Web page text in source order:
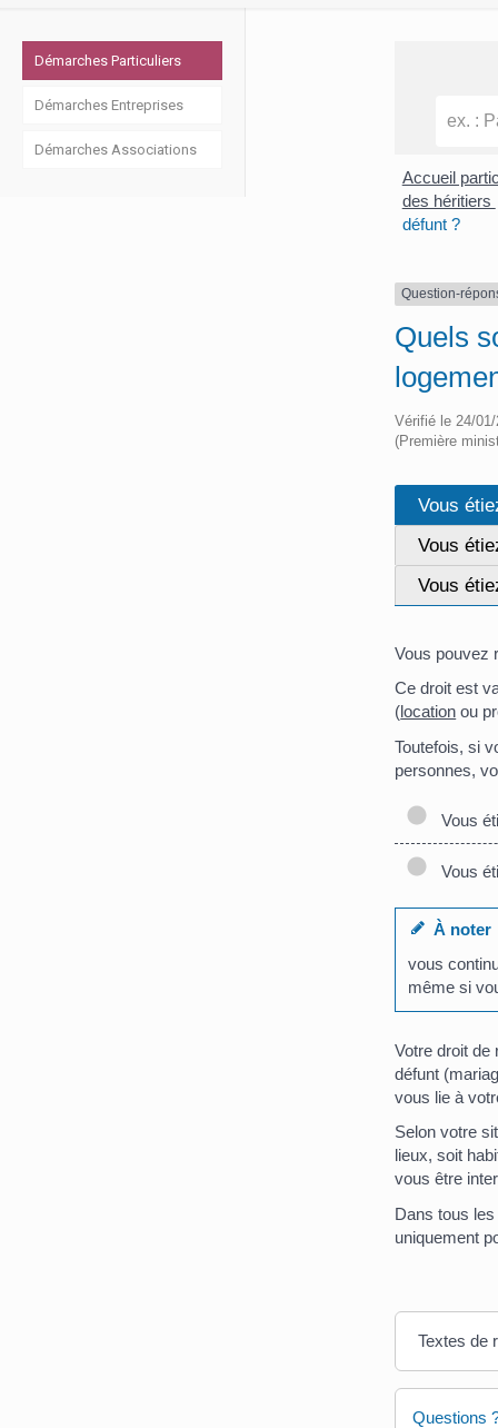
Accueil
des héritiers
défunt ?
Question-
Quels
Vérifié le 24/
(Première
Vous
Vous
Vous
Vous pouvez
Ce droit est
(location ou
Toutefois, si
personnes,
Vous
Vous
À noter
vous
même si
Votre droit de
défunt
vous lie à
Selon votre
lieux, soit
vous être
Dans tous
uniquement
Textes de
Questions
Démarches Particuliers
Démarches Entreprises
Démarches Associations